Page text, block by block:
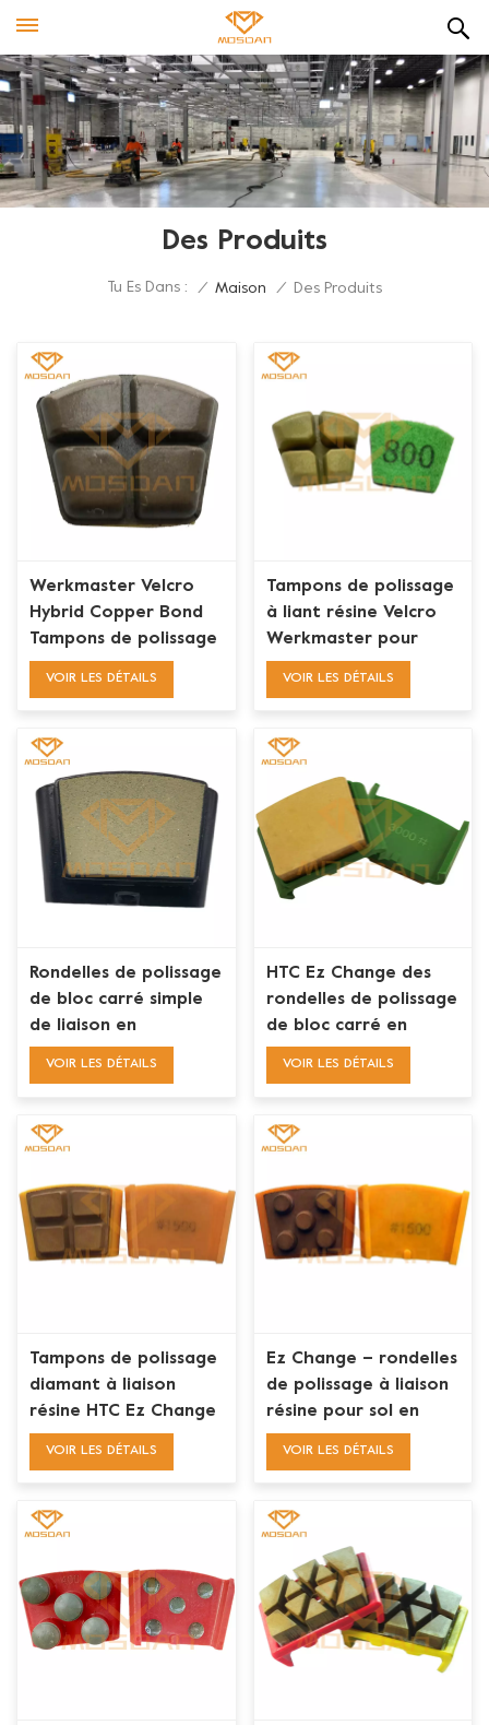
Des Produits
Tu Es Dans : / Maison / Des Produits
Werkmaster Velcro
Hybrid Copper Bond
Tampons de polissage
pour béton
VOIR LES DÉTAILS
Tampons de polissage
à liant résine Velcro
Werkmaster pour
béton
VOIR LES DÉTAILS
Rondelles de polissage
de bloc carré simple
de liaison en
céramique de
VOIR LES DÉTAILS
HTC Ez Change des
rondelles de polissage
de bloc carré en
résine unique pour sol
VOIR LES DÉTAILS
Tampons de polissage
diamant à liaison
résine HTC Ez Change
VOIR LES DÉTAILS
Ez Change – rondelles
de polissage à liaison
résine pour sol en
béton
VOIR LES DÉTAILS